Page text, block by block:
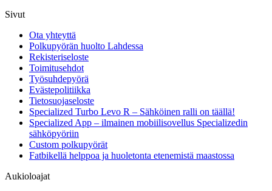
Sivut
Ota yhteyttä
Polkupyörän huolto Lahdessa
Rekisteriseloste
Toimitusehdot
Työsuhdepyörä
Evästepolitiikka
Tietosuojaseloste
Specialized Turbo Levo R – Sähköinen ralli on täällä!
Specialized App – ilmainen mobiilisovellus Specializedin
sähköpyöriin
Custom polkupyörät
Fatbikellä helppoa ja huoletonta etenemistä maastossa
Aukioloajat